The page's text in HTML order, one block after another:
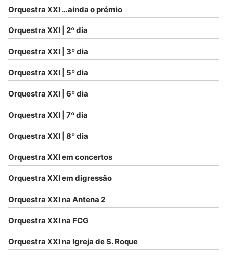
Orquestra XXI …ainda o prémio
Orquestra XXI | 2º dia
Orquestra XXI | 3º dia
Orquestra XXI | 5º dia
Orquestra XXI | 6º dia
Orquestra XXI | 7º dia
Orquestra XXI | 8º dia
Orquestra XXI em concertos
Orquestra XXI em digressão
Orquestra XXI na Antena 2
Orquestra XXI na FCG
Orquestra XXI na Igreja de S. Roque